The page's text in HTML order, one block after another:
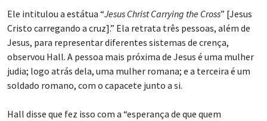
Ele intitulou a estátua “Jesus Christ Carrying the Cross” [Jesus
Cristo carregando a cruz].” Ela retrata três pessoas, além de
Jesus, para representar diferentes sistemas de crença,
observou Hall. A pessoa mais próxima de Jesus é uma mulher
judia; logo atrás dela, uma mulher romana; e a terceira é um
soldado romano, com o capacete junto a si.
Hall disse que fez isso com a “esperança de que quem